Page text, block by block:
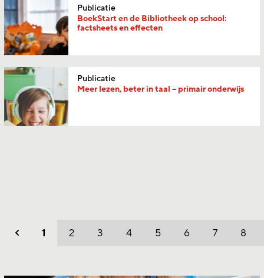
Publicatie
BoekStart en de Bibliotheek op school:
factsheets en effecten
Publicatie
Meer lezen, beter in taal – primair onderwijs
Vorig 1 2 3 4 5 6 7 8